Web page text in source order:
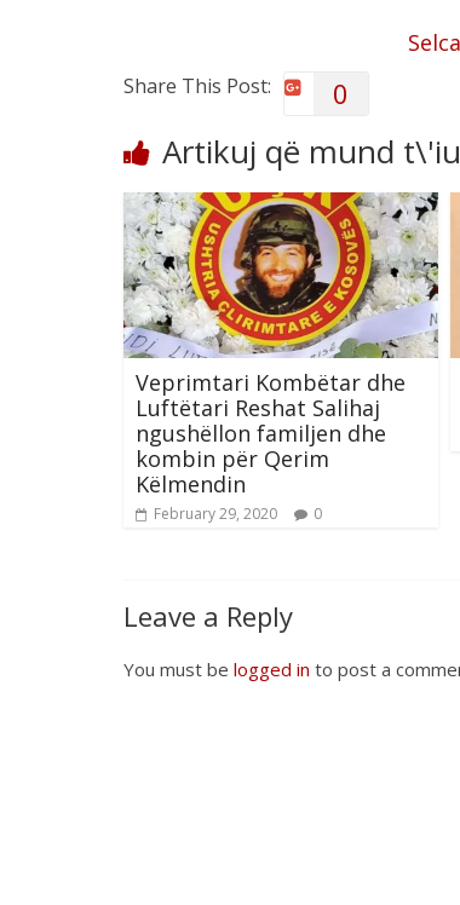
Share This Post: 0
Artikuj që mund
Veprimtari Kombëtar dhe
Luftëtari Reshat Salihaj
ngushëllon familjen dhe
kombin për Qerim
Këlmendin
February 29, 2020 0
Leave a Reply
You must be logged in to post a